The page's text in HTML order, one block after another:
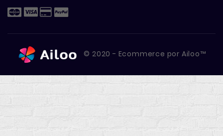
© 2020 - Ecommerce por Ailoo™